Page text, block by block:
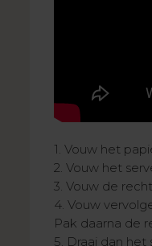
1. Vouw het
2. Vouw het
3. Vouw de
4. Vouw
Pak daarna de
5. Draai dan